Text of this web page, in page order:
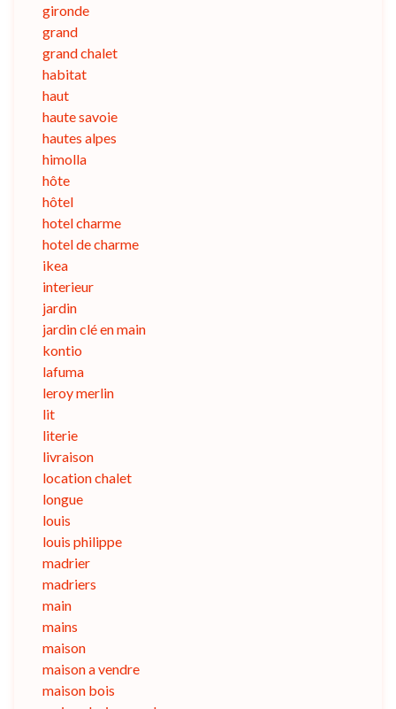
gironde
grand
grand chalet
habitat
haut
haute savoie
hautes alpes
himolla
hôte
hôtel
hotel charme
hotel de charme
ikea
interieur
jardin
jardin clé en main
kontio
lafuma
leroy merlin
lit
literie
livraison
location chalet
longue
louis
louis philippe
madrier
madriers
main
mains
maison
maison a vendre
maison bois